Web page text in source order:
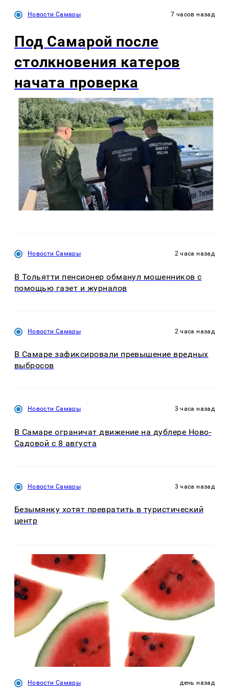
Новости Самары 7 часов назад
Под Самарой после
столкновения катеров
начата проверка
Новости Самары 2 часа назад
В Тольятти пенсионер обманул мошенников с
помощью газет и журналов
Новости Самары 2 часа назад
В Самаре зафиксировали превышение вредных
выбросов
Новости Самары 3 часа назад
В Самаре ограничат движение на дублере Ново-
Садовой с 8 августа
Новости Самары 3 часа назад
Безымянку хотят превратить в туристический
центр
Новости Самары день назад